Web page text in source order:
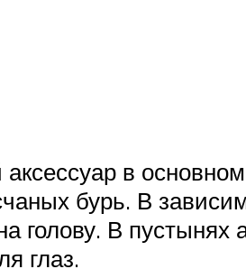
в
бурь. В
голову. В пустынях
глаз.